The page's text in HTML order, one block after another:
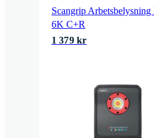
Scangrip Arbetsbelysning
6K C+R
1 379 kr